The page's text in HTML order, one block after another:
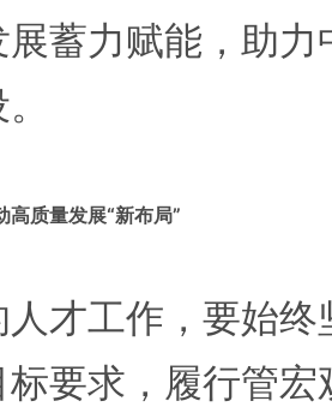
蓄力赋能，助
高质量发展“新布局”
工作，要始终
要求，履行管